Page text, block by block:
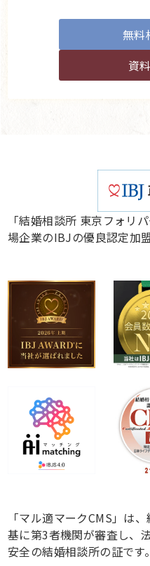
無料
資
「結婚相談所 東京フォリ
場企業のIBJの優良認定加
「マル適マークCMS」は
基に第3者機関が審査し、
安全の結婚相談所の証です。